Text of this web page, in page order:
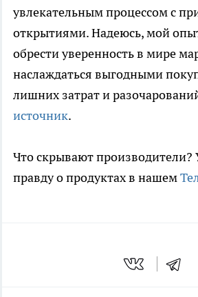
увлекательным процессом с
открытиями. Надеюсь, мой
обрести уверенность в мире
наслаждаться выгодными
лишних затрат и
источник.
Что скрывают
правду о продуктах в нашем